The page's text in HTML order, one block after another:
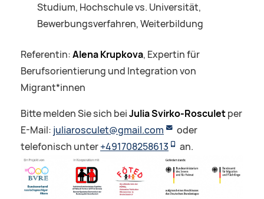
Studium, Hochschule vs. Universität,
Bewerbungsverfahren, Weiterbildung
Referentin:Alena Krupkova, Expertin für
Berufsorientierung und Integration von
Migrant*innen
Bitte melden Sie sich beiJulia Svirko-Rosculetper
E-Mail: juliarosculet@gmail.com
oder
telefonisch unter+491708258613 an.